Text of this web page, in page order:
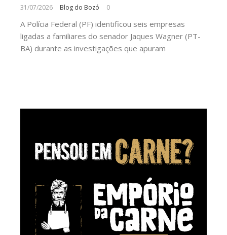
31/07/2026 Blog do Bozó 0
A Polícia Federal (PF) identificou seis empresas
ligadas a familiares do senador Jaques Wagner (PT-
BA) durante as investigações que apuram